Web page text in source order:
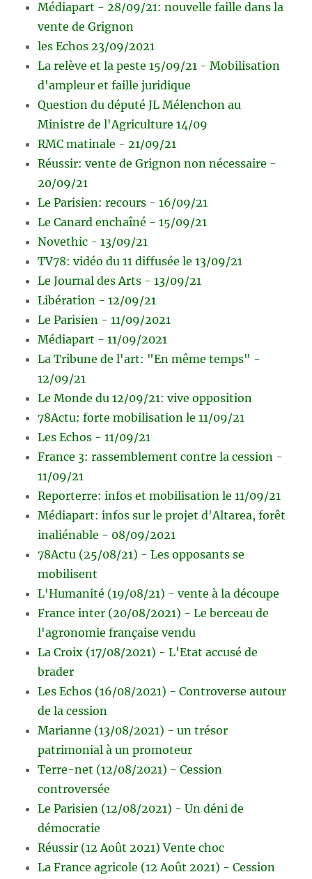
Médiapart - 28/09/21: nouvelle faille dans la
vente de Grignon
les Echos 23/09/2021
La relève et la peste 15/09/21 - Mobilisation
d'ampleur et faille juridique
Question du député JL Mélenchon au
Ministre de l'Agriculture 14/09
RMC matinale - 21/09/21
Réussir: vente de Grignon non nécessaire -
20/09/21
Le Parisien: recours - 16/09/21
Le Canard enchaîné - 15/09/21
Novethic - 13/09/21
TV78: vidéo du 11 diffusée le 13/09/21
Le Journal des Arts - 13/09/21
Libération - 12/09/21
Le Parisien - 11/09/2021
Médiapart - 11/09/2021
La Tribune de l'art: "En même temps" -
12/09/21
Le Monde du 12/09/21: vive opposition
78Actu: forte mobilisation le 11/09/21
Les Echos - 11/09/21
France 3: rassemblement contre la cession -
11/09/21
Reporterre: infos et mobilisation le 11/09/21
Médiapart: infos sur le projet d'Altarea, forêt
inaliénable - 08/09/2021
78Actu (25/08/21) - Les opposants se
mobilisent
L'Humanité (19/08/21) - vente à la découpe
France inter (20/08/2021) - Le berceau de
l'agronomie française vendu
La Croix (17/08/2021) - L'Etat accusé de
brader
Les Echos (16/08/2021) - Controverse autour
de la cession
Marianne (13/08/2021) - un trésor
patrimonial à un promoteur
Terre-net (12/08/2021) - Cession
controversée
Le Parisien (12/08/2021) - Un déni de
démocratie
Réussir (12 Août 2021) Vente choc
La France agricole (12 Août 2021) - Cession